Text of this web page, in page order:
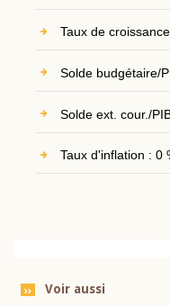
Taux de
Solde budgétaire/
Solde ext. cour./
Taux d'inflation : 0
Voir aussi